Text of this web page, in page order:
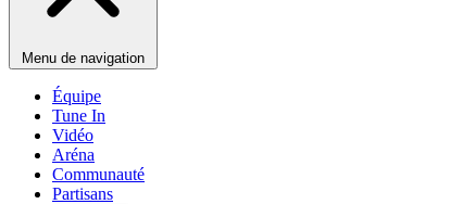
Menu de navigation
Équipe
Tune In
Vidéo
Aréna
Communauté
Partisans